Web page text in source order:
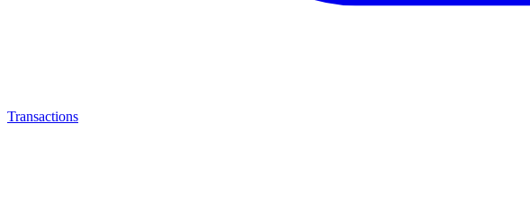
Transactions